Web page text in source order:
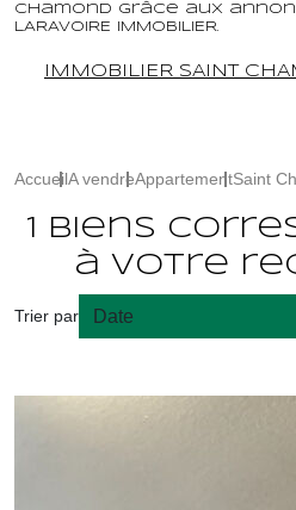
Chamond grâce aux
LARAVOIRE IMMOBILIER.
IMMOBILIER SAINT
AccueilA vendreAppartementSaint
1 biens
à votre
Trier par